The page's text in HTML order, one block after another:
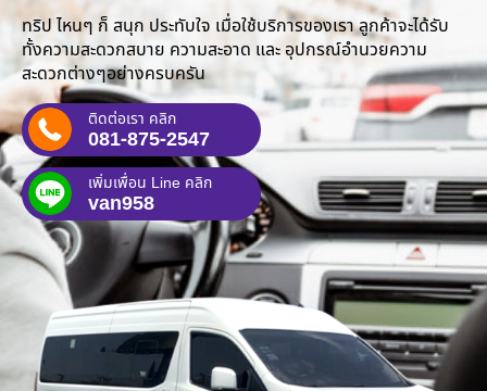
ทริป ไหนๆ ก็ สนุก ประทับใจ เมื่อใช้บริการของเรา ลูกค้าจะได้รับ
ทั้งความสะดวกสบาย ความสะอาด และ อุปกรณ์อำนวยความ
สะดวกต่างๆอย่างครบครัน
ติดต่อเรา คลิก
081-875-2547
เพิ่มเพื่อน Line คลิก
van958